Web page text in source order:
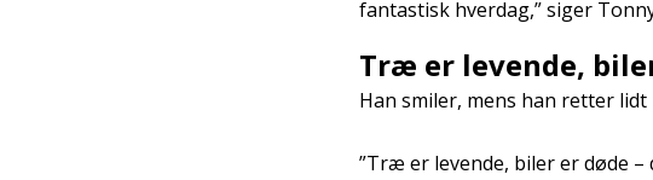
fantastisk hverdag,” siger
Træ er levende,
Han smiler, mens han retter
”Træ er levende, biler er døde